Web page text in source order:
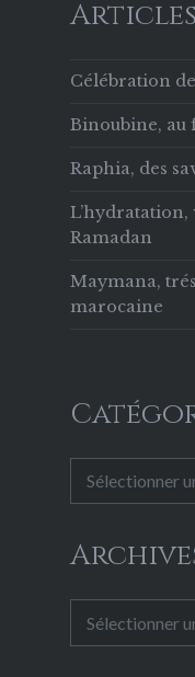
Célébration
Binoubine, au
Raphia, des
Ramadan
Maymana,
marocaine